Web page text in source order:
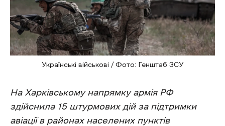
Українські військові / Фото: Генштаб ЗСУ
На Харківському напрямку армія РФ
здійснила 15 штурмових дій за підтримки
авіації в районах населених пунктів